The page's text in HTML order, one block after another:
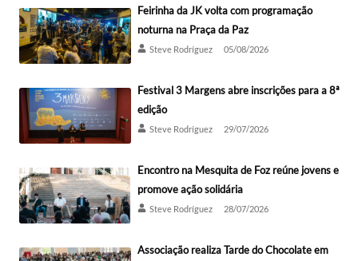
Feirinha da JK volta com programação
noturna na Praça da Paz
Steve Rodríguez 05/08/2026
Festival 3 Margens abre inscrições para a 8ª
edição
Steve Rodríguez 29/07/2026
Encontro na Mesquita de Foz reúne jovens e
promove ação solidária
Steve Rodríguez 28/07/2026
Associação realiza Tarde do Chocolate em